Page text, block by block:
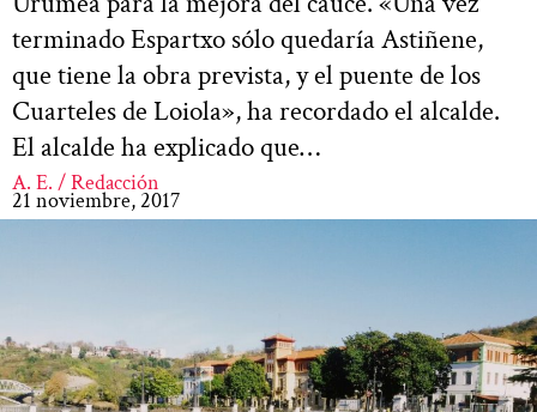
terminado Espartxo sólo quedaría Astiñene,
que tiene la obra prevista, y el puente de los
Cuarteles de Loiola», ha recordado el alcalde.
El alcalde ha explicado que…
A. E. / Redacción
21 noviembre, 2017